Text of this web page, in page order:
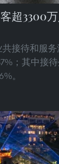
超3300
接待和服务
；其中接
。